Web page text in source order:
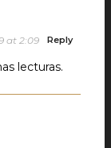
at 2:09 Reply
lecturas.